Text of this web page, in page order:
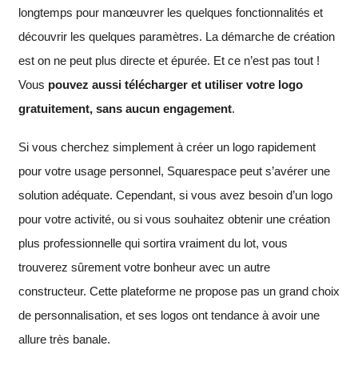
longtemps pour manœuvrer les quelques fonctionnalités et
découvrir les quelques paramètres. La démarche de création
est on ne peut plus directe et épurée. Et ce n’est pas tout !
Vous pouvez aussi télécharger et utiliser votre logo
gratuitement, sans aucun engagement.
Si vous cherchez simplement à créer un logo rapidement
pour votre usage personnel, Squarespace peut s’avérer une
solution adéquate. Cependant, si vous avez besoin d’un logo
pour votre activité, ou si vous souhaitez obtenir une création
plus professionnelle qui sortira vraiment du lot, vous
trouverez sûrement votre bonheur avec un autre
constructeur. Cette plateforme ne propose pas un grand choix
de personnalisation, et ses logos ont tendance à avoir une
allure très banale.